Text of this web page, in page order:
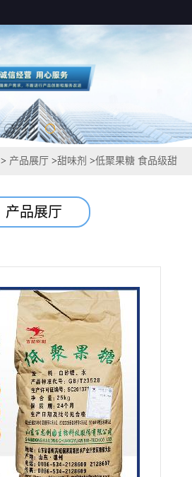
> 产品展厅 >甜味剂 >低聚果糖 食品级甜
产品展厅